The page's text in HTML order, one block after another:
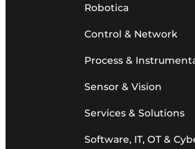
Robotica
Control & Network
Process &
Sensor & Vision
Services & Solutions
Software, IT, OT &